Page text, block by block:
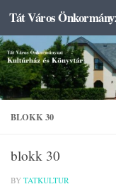
Skip to content
BLOKK 30
blokk 30
BY TATKULTUR